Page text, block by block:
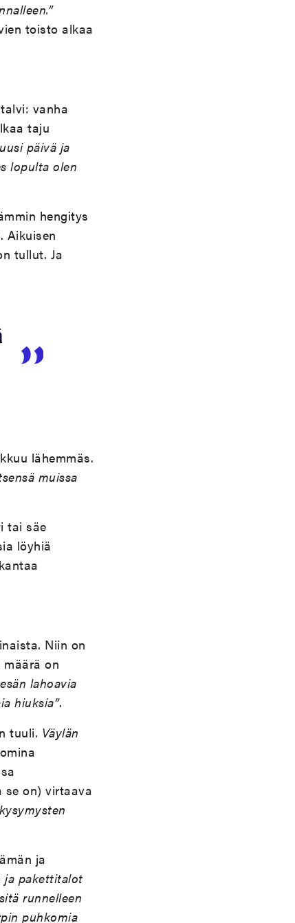
toisto alkaa
vanha
taju
päivä ja
lopulta olen
hengitys
Aikuisen
tullut. Ja
lähemmäs.
muissa
tai säe
löyhiä
Niin on
on
lahoavia
hiuksia”.
tuuli. Väylän
se on) virtaava
ja
ja pakettitalot
runnelleen
puhkomia